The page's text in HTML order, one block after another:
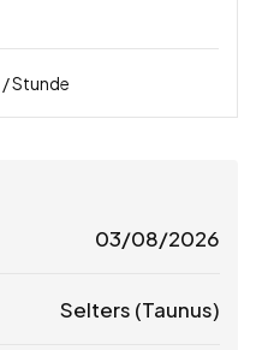
/ Stunde
03/08/2026
Selters (Taunus)